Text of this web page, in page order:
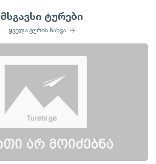
მსგავსი ტურები
ყველა ტურის ნახვა